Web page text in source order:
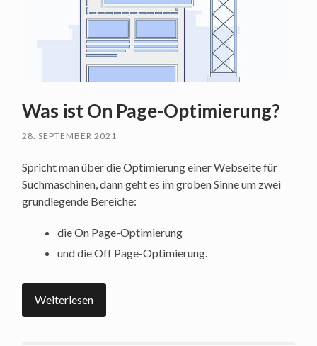
Was ist On Page-Optimierung?
28. SEPTEMBER 2021
Spricht man über die Optimierung einer Webseite für
Suchmaschinen, dann geht es im groben Sinne um zwei
grundlegende Bereiche:
die On Page-Optimierung
und die Off Page-Optimierung.
Weiterlesen